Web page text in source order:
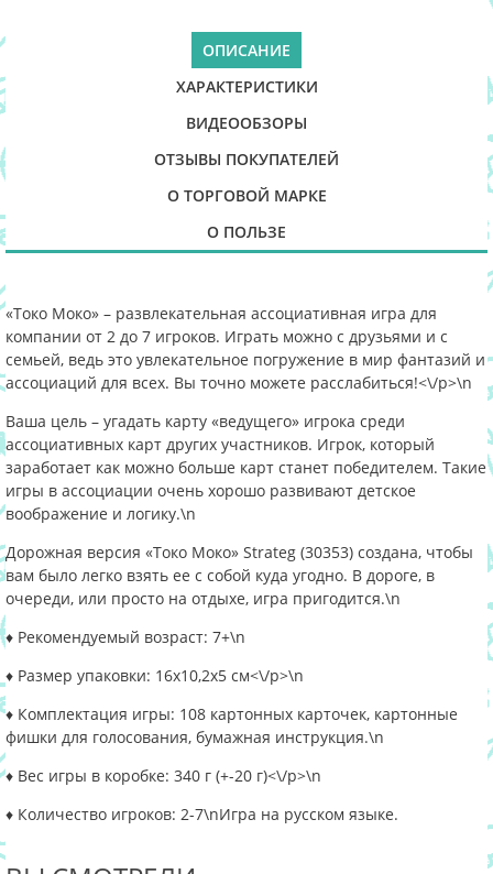
ОПИСАНИЕ
ХАРАКТЕРИСТИКИ
ВИДЕООБЗОРЫ
ОТЗЫВЫ ПОКУПАТЕЛЕЙ
О ТОРГОВОЙ МАРКЕ
О ПОЛЬЗЕ
«Токо Моко» – развлекательная ассоциативная игра для
компании от 2 до 7 игроков. Играть можно с друзьями и с
семьей, ведь это увлекательное погружение в мир фантазий и
ассоциаций для всех. Вы точно можете расслабиться!<\/p>\n
Ваша цель – угадать карту «ведущего» игрока среди
ассоциативных карт других участников. Игрок, который
заработает как можно больше карт станет победителем. Такие
игры в ассоциации очень хорошо развивают детское
воображение и логику.\n
Дорожная версия «Токо Моко» Strateg (30353) создана, чтобы
вам было легко взять ее с собой куда угодно. В дороге, в
очереди, или просто на отдыхе, игра пригодится.\n
♦ Рекомендуемый возраст: 7+\n
♦ Размер упаковки: 16х10,2х5 см<\/p>\n
♦ Комплектация игры: 108 картонных карточек, картонные
фишки для голосования, бумажная инструкция.\n
♦ Вес игры в коробке: 340 г (+-20 г)<\/p>\n
♦ Количество игроков: 2-7\nИгра на русском языке.